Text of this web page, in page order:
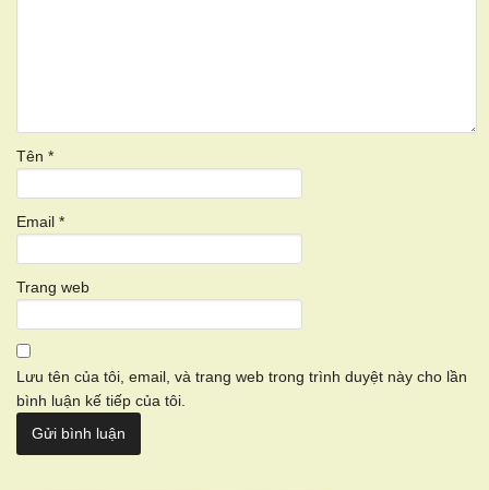
Tên *
Email *
Trang web
Lưu tên của tôi, email, và trang web trong trình duyệt này cho lần
bình luận kế tiếp của tôi.